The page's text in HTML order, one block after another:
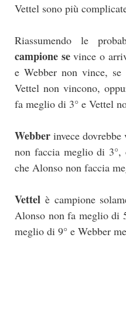
Vettel sono più
Riassumendo le
campione sevince o
e Webber non vince,
Vettel non vincono,
fa meglio di 3° e Vettel
Webber invece
non faccia meglio di 3°,
che Alonso non faccia
Vettel è campione
Alonso non fa meglio di
meglio di 9° e Webber